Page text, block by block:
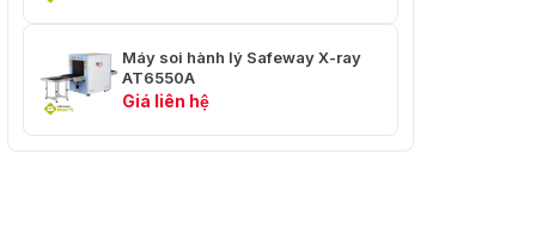
2006/95/EC
Máy soi hành lý Safeway X-ray
AT6550A
Giá liên hệ